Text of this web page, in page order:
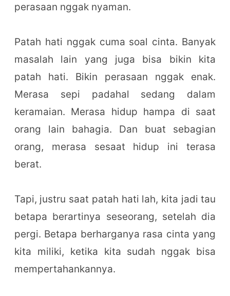
perasaan nggak nyaman.
Patah hati nggak cuma soal cinta. Banyak
masalah lain yang juga bisa bikin kita
patah hati. Bikin perasaan nggak enak.
Merasa sepi padahal sedang dalam
keramaian. Merasa hidup hampa di saat
orang lain bahagia. Dan buat sebagian
orang, merasa sesaat hidup ini terasa
berat.
Tapi, justru saat patah hati lah, kita jadi tau
betapa berartinya seseorang, setelah dia
pergi. Betapa berharganya rasa cinta yang
kita miliki, ketika kita sudah nggak bisa
mempertahankannya.